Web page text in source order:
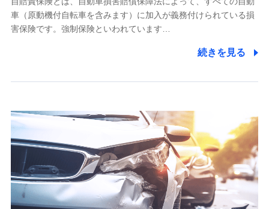
業務の委託
当社は利用目的の達成に必要な範囲内において個人情報の取
【共同して利用される利用データの項目】
当社又は株式会社NTTドコモがサービス提供等を通じて取得
した、以下の情報などの個人データ
基本情報
氏名、電話番号、メールアドレス、お客さまの識別子、
属性、連絡先、dポイントサービスのご利用に関する情
車（原動機付自転車を含みます）に加入が義務付けられている損
害保険です。強制保険といわれています…
続きを見る